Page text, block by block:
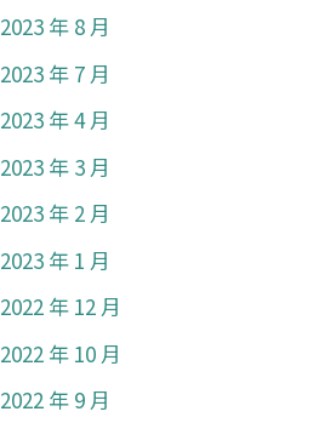
2023 年 8 月
2023 年 7 月
2023 年 4 月
2023 年 3 月
2023 年 2 月
2023 年 1 月
2022 年 12 月
2022 年 10 月
2022 年 9 月